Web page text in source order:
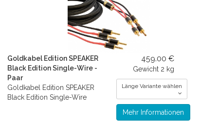
Goldkabel Edition SPEAKER
Black Edition Single-Wire -
Paar
Goldkabel Edition SPEAKER
Black Edition Single-Wire
459.00 €
Gewicht 2 kg
Länge Variante wählen
Mehr Informationen